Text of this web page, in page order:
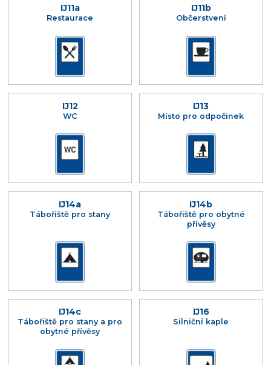
IJ11a
Restaurace
IJ11b
Občerstvení
IJ12
WC
IJ13
Místo pro odpočinek
IJ14a
Tábořiště pro stany
IJ14b
Tábořiště pro obytné
přívěsy
IJ14c
Tábořiště pro stany a pro
obytné přívěsy
IJ16
Silniční kaple